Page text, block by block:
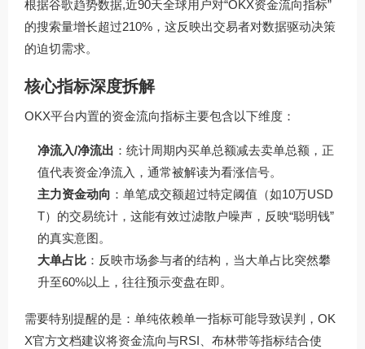
根据谷歌趋势数据,近90天全球用户对“OKX资金流向指标”
的搜索量增长超过210%，这反映出交易者对数据驱动决策
的迫切需求。
核心指标深度拆解
OKX平台内置的资金流向指标主要包含以下维度：
净流入/净流出 ：统计周期内买单总额减去卖单总额，正
值代表资金净流入，通常被解读为看涨信号。
主力资金动向 ：单笔成交额超过特定阈值（如10万USD
T）的交易统计，这能有效过滤散户噪声，反映“聪明钱”
的真实意图。
大单占比 ：反映市场参与者的结构，当大单占比突然攀
升至60%以上，往往预示变盘在即。
需要特别提醒的是：单纯依赖单一指标可能导致误判，OK
X官方文档建议将资金流向与RSI、布林带等指标结合使